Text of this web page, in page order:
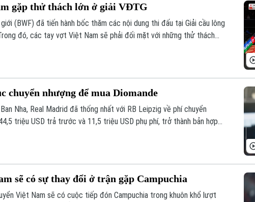
gặp thử thách lớn ở giải VĐTG
(BWF) đã tiến hành bốc thăm các nội dung thi đấu tại Giải cầu lông
đó, các tay vợt Việt Nam sẽ phải đối mặt với những thử thách
chuyển nhượng để mua Diomande
Nha, Real Madrid đã thống nhất với RB Leipzig về phí chuyển
triệu USD trả trước và 11,5 triệu USD phụ phí, trở thành bản hợp
sẽ có sự thay đổi ở trận gặp Campuchia
Việt Nam sẽ có cuộc tiếp đón Campuchia trong khuôn khổ lượt